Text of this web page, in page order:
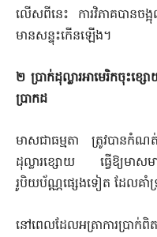
លើសពីនេះ ការវិភាគបានចង្
មានសន្ទុះកើនឡើង។
២ ប្រាក់ដុល្លារអាមេរិកចុះ
ប្រាកដ
មាសជាធម្មតា ត្រូវបានកំណត់ត
ដុល្លារខ្សោយ ធ្វើឱ្យមាស
រូបិយប័ណ្ណផ្សេងទៀត ដែលគាំទ្
នៅពេលដែលអត្រាការប្រាក់